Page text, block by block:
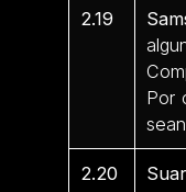
2.19
Por
2.20